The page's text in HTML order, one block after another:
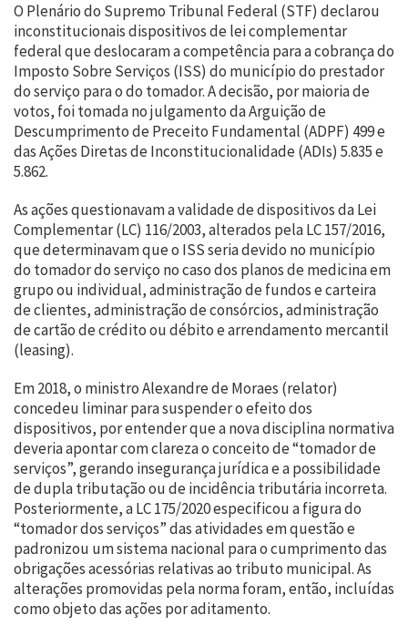
O Plenário do Supremo Tribunal Federal (STF) declarou
inconstitucionais dispositivos de lei complementar
federal que deslocaram a competência para a cobrança do
Imposto Sobre Serviços (ISS) do município do prestador
do serviço para o do tomador. A decisão, por maioria de
votos, foi tomada no julgamento da Arguição de
Descumprimento de Preceito Fundamental (ADPF) 499 e
das Ações Diretas de Inconstitucionalidade (ADIs) 5.835 e
5.862.
As ações questionavam a validade de dispositivos da Lei
Complementar (LC) 116/2003, alterados pela LC 157/2016,
que determinavam que o ISS seria devido no município
do tomador do serviço no caso dos planos de medicina em
grupo ou individual, administração de fundos e carteira
de clientes, administração de consórcios, administração
de cartão de crédito ou débito e arrendamento mercantil
(leasing).
Em 2018, o ministro Alexandre de Moraes (relator)
concedeu liminar para suspender o efeito dos
dispositivos, por entender que a nova disciplina normativa
deveria apontar com clareza o conceito de “tomador de
serviços”, gerando insegurança jurídica e a possibilidade
de dupla tributação ou de incidência tributária incorreta.
Posteriormente, a LC 175/2020 especificou a figura do
“tomador dos serviços” das atividades em questão e
padronizou um sistema nacional para o cumprimento das
obrigações acessórias relativas ao tributo municipal. As
alterações promovidas pela norma foram, então, incluídas
como objeto das ações por aditamento.